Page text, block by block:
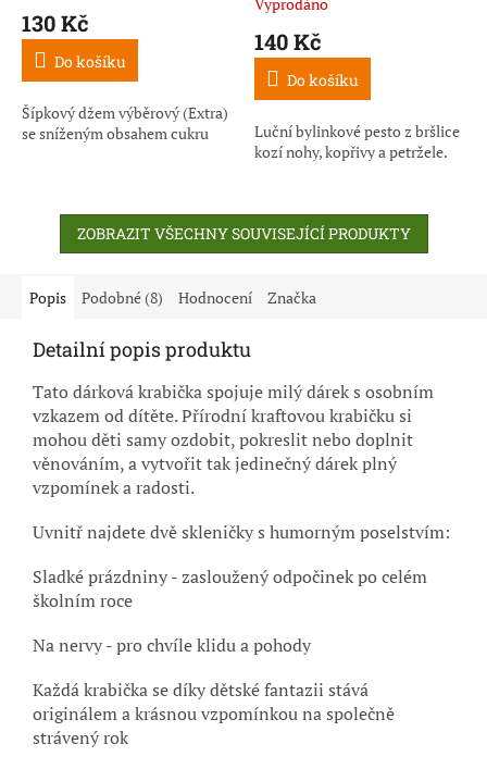
hodnocení
produktu
5,0
5
hvězdiček.
130 Kč
Do košíku
Šípkový džem výběrový (Extra)
se sníženým obsahem cukru
Vyprodáno
140 Kč
Do košíku
Luční bylinkové pesto z bršlice
kozí nohy, kopřivy a petržele.
ZOBRAZIT VŠECHNY SOUVISEJÍCÍ PRODUKTY
Popis Podobné (8) Hodnocení Značka
Detailní popis produktu
Tato dárková krabička spojuje milý dárek s osobním
vzkazem od dítěte. Přírodní kraftovou krabičku si
mohou děti samy ozdobit, pokreslit nebo doplnit
věnováním, a vytvořit tak jedinečný dárek plný
vzpomínek a radosti.
Uvnitř najdete dvě skleničky s humorným poselstvím:
Sladké prázdniny - zasloužený odpočinek po celém
školním roce
Na nervy - pro chvíle klidu a pohody
Každá krabička se díky dětské fantazii stává
originálem a krásnou vzpomínkou na společně
strávený rok